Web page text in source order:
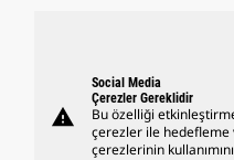
warning
Social Media
Çerezler Gereklidir
Bu özelliği
çerezler ile
çerezlerinin